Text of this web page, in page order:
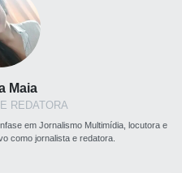
Maia
REDATORA
em Jornalismo Multimídia, locutora e
como jornalista e redatora.